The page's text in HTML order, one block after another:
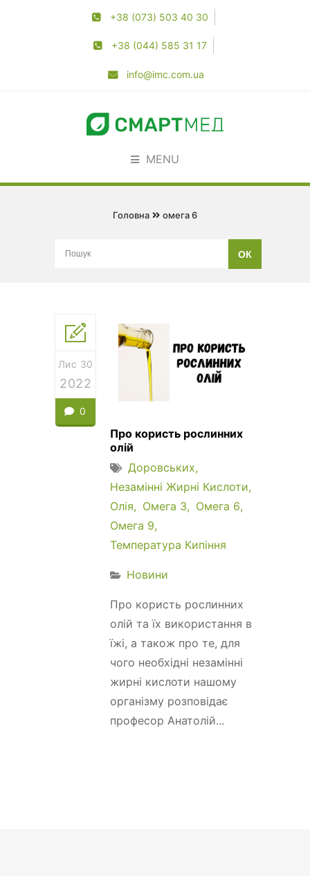
+38 (073) 503 40 30
+38 (044) 585 31 17
info@imc.com.ua
MENU
Головна омега 6
Лис 30
2022
0
Про користь рослинних
олій
Доровських
Незамінні Жирні Кислоти
Олія
Омега 3
Омега 6
Омега 9
Температура Кипіння
Новини
Про користь рослинних
олій та їх використання в
їжі, а також про те, для
чого необхідні незамінні
жирні кислоти нашому
організму розповідає
професор Анатолій...